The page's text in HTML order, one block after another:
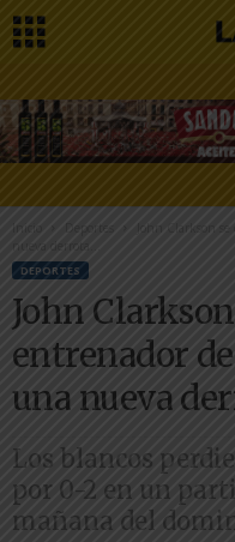
Inicio
John Clarkson
nueva derrota...
DEPORTES
John
entrenador
una nueva
Los blancos
por 0-2 en un
mañana del